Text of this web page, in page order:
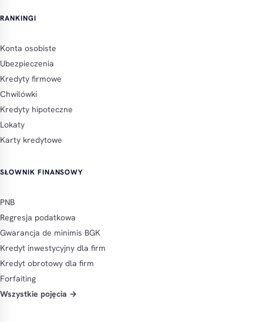
RANKINGI
Konta osobiste
Ubezpieczenia
Kredyty firmowe
Chwilówki
Kredyty hipoteczne
Lokaty
Karty kredytowe
SŁOWNIK FINANSOWY
PNB
Regresja podatkowa
Gwarancja de minimis BGK
Kredyt inwestycyjny dla firm
Kredyt obrotowy dla firm
Forfaiting
Wszystkie pojęcia →